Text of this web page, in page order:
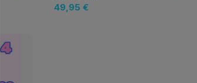
49,95 €